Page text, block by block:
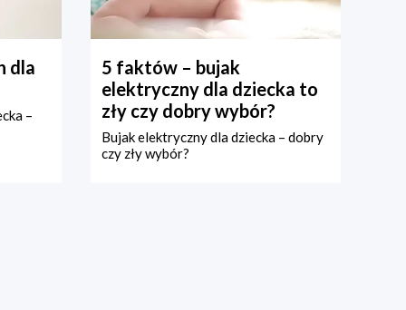
dla
–
5 faktów – bujak
elektryczny dla dziecka to
zły czy dobry wybór?
Bujak elektryczny dla dziecka – dobry
czy zły wybór?